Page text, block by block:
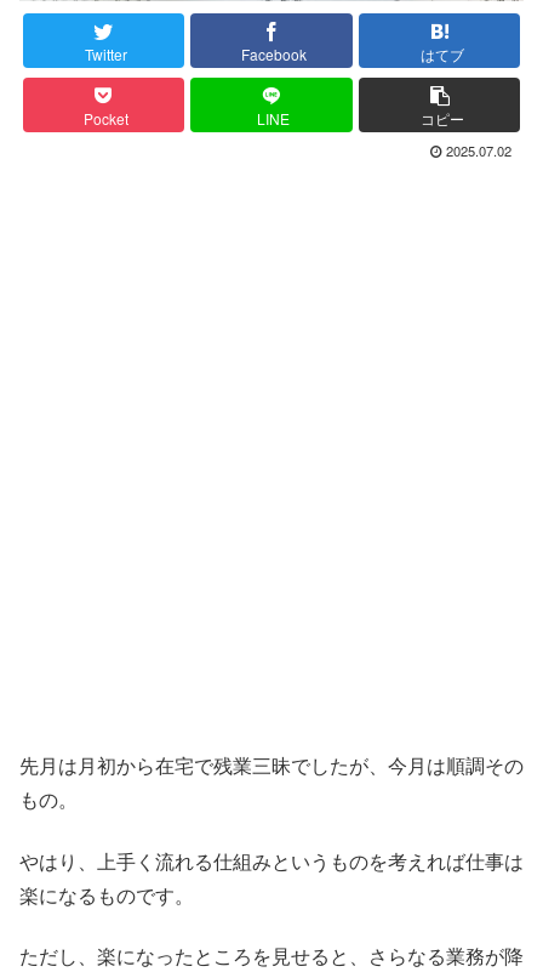
Twitter Facebook はてブ
Pocket LINE コピー
2025.07.02
先月は月初から在宅で残業三昧でしたが、今月は順調その
もの。
やはり、上手く流れる仕組みというものを考えれば仕事は
楽になるものです。
ただし、楽になったところを見せると、さらなる業務が降